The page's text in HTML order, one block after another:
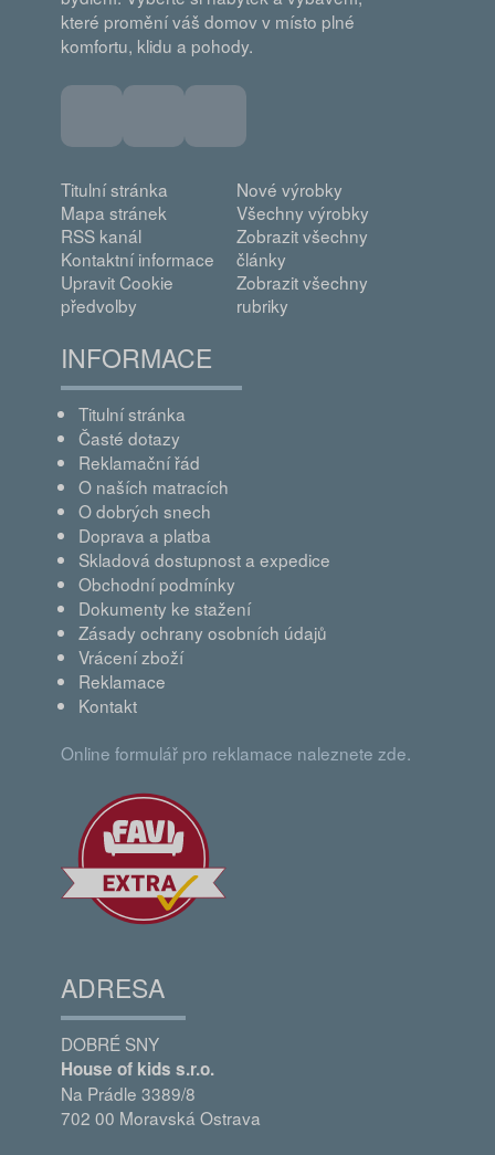
které promění váš domov v místo plné
komfortu, klidu a pohody.
Titulní stránka
Mapa stránek
RSS kanál
Kontaktní informace
Upravit Cookie
předvolby
Nové výrobky
Všechny výrobky
Zobrazit všechny
články
Zobrazit všechny
rubriky
INFORMACE
Titulní stránka
Časté dotazy
Reklamační řád
O naších matracích
O dobrých snech
Doprava a platba
Skladová dostupnost a expedice
Obchodní podmínky
Dokumenty ke stažení
Zásady ochrany osobních údajů
Vrácení zboží
Reklamace
Kontakt
Online formulář pro reklamace naleznete zde.
ADRESA
DOBRÉ SNY
House of kids s.r.o.
Na Prádle 3389/8
702 00 Moravská Ostrava